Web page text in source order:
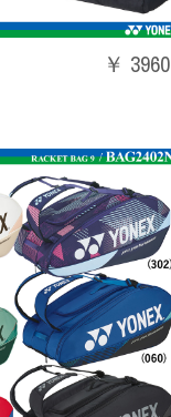
￥ 3960